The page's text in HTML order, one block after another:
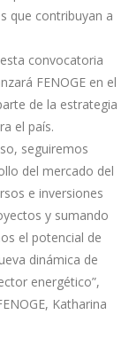
que contribuyan a
convocatoria
FENOGE en el
de la estrategia
el país.
seguiremos
del mercado del
e inversiones
y sumando
el potencial de
dinámica de
energético”,
Katharina